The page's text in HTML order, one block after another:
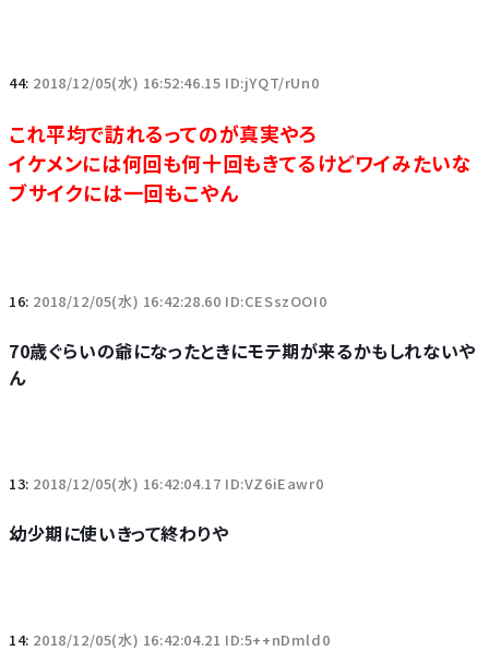
44: 2018/12/05(水) 16:52:46.15 ID:jYQT/rUn0
これ平均で訪れるってのが真実やろ
イケメンには何回も何十回もきてるけどワイみたいな
ブサイクには一回もこやん
16: 2018/12/05(水) 16:42:28.60 ID:CESszOOI0
70歳ぐらいの爺になったときにモテ期が来るかもしれないや
ん
13: 2018/12/05(水) 16:42:04.17 ID:VZ6iEawr0
幼少期に使いきって終わりや
14: 2018/12/05(水) 16:42:04.21 ID:5++nDmld0